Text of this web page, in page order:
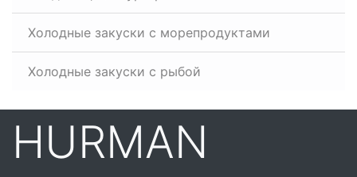
Холодные закуски с морепродуктами
Холодные закуски с рыбой
HURMAN